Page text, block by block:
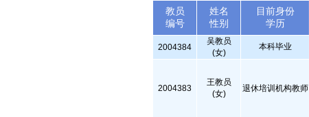
教员
编号
姓名
性别
目前身份
学历
2004384
吴教员
(女)
本科毕业
2004383
王教员
(女)
退休培训机构教师